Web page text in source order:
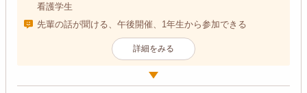
看護学生
先輩の話が聞ける、午後開催、1年生から参加できる
詳細をみる